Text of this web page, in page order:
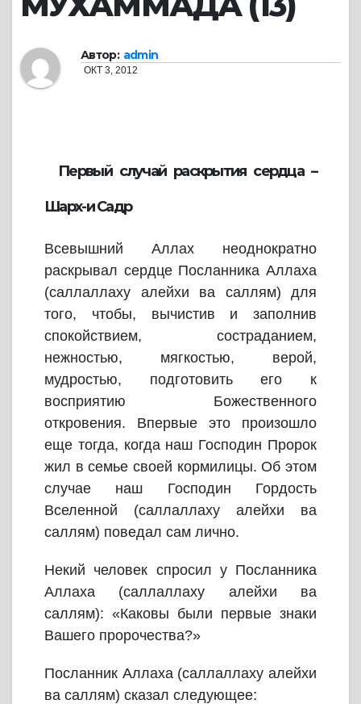
Автор: admin
ОКТ 3, 2012
Первый случай раскрытия сердца –
Шарх-и Садр
Всевышний Аллах неоднократно
раскрывал сердце Посланника Аллаха
(саллаллаху алейхи ва саллям) для
того, чтобы, вычистив и заполнив
спокойствием, состраданием,
нежностью, мягкостью, верой,
мудростью, подготовить его к
восприятию Божественного
откровения. Впервые это произошло
еще тогда, когда наш Господин Пророк
жил в семье своей кормилицы. Об этом
случае наш Господин Гордость
Вселенной (саллаллаху алейхи ва
саллям) поведал сам лично.
Некий человек спросил у Посланника
Аллаха (саллаллаху алейхи ва
саллям): «Каковы были первые знаки
Вашего пророчества?»
Посланник Аллаха (саллаллаху алейхи
ва саллям) сказал следующее: